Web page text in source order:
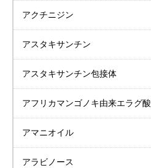
アクチニジン
アスタキサンチン
アスタキサンチン包接体
アフリカマンゴノキ由来エラグ酸
アマニオイル
アラビノース